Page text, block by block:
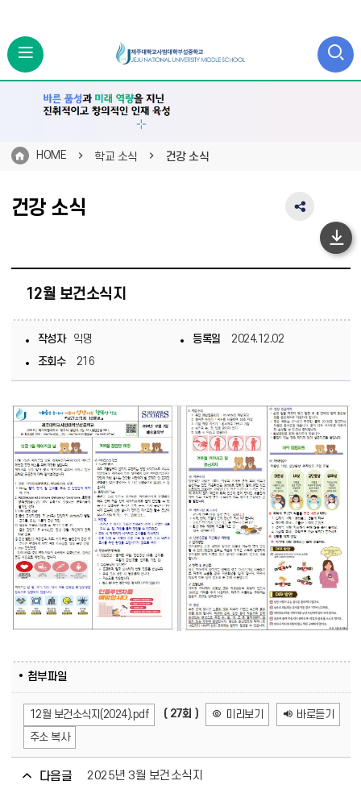
HOME 학교 소식 건강 소식
건강 소식
SNS
기
12월 보건소식지
작성자 익명 등록일
2024.12.02
조회수
216
첨부파일
12월 보건소식지(2024).pdf ( 27회 ) 미리보기
바로듣기
주소 복사
다음글 2025년 3월 보건소식지
하
단
동